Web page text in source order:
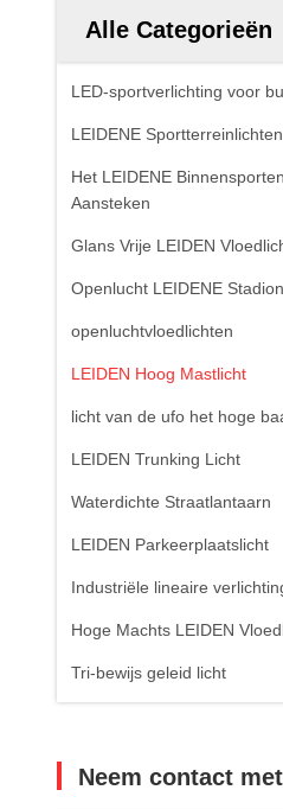
Alle Categorieën
LED-sportverlichting voor
LEIDENE Sportterreinlichten
Het LEIDENE Binnensporten
Aansteken
Glans Vrije LEIDEN
Openlucht LEIDENE
openluchtvloedlichten
LEIDEN Hoog Mastlicht
licht van de ufo het hoge
LEIDEN Trunking Licht
Waterdichte Straatlantaarn
LEIDEN Parkeerplaatslicht
Industriële lineaire
Hoge Machts LEIDEN
Tri-bewijs geleid licht
Neem contact